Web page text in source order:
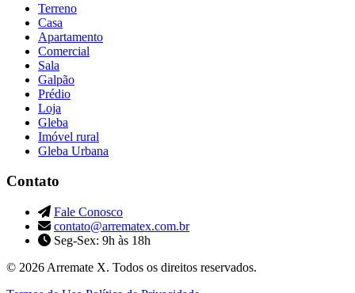
Terreno
Casa
Apartamento
Comercial
Sala
Galpão
Prédio
Loja
Gleba
Imóvel rural
Gleba Urbana
Contato
Fale Conosco
contato@arrematex.com.br
Seg-Sex: 9h às 18h
© 2026 Arremate X. Todos os direitos reservados.